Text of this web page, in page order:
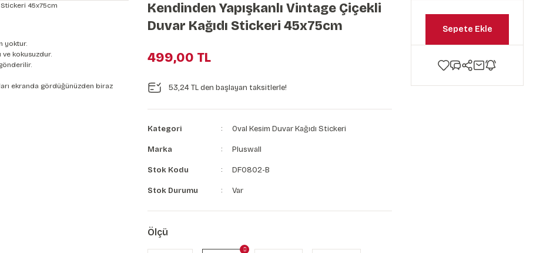
yoktur.
ve kokusuzdur.
ekranda gördüğünüzden biraz
Kendinden Yapışkanlı Vintage Çiçekli
Duvar Kağıdı Stickeri 45x75cm
499,00 TL
53,24 TL den başlayan taksitlerle!
Kategori Oval Kesim Duvar Kağıdı Stickeri
Marka Pluswall
Stok Kodu DF0802-B
Stok Durumu Var
Ölçü
Sepete Ekle